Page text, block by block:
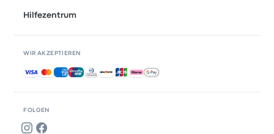
FOLGEN
Hilfezentrum
WIR AKZEPTIEREN
Akzeptierte Zahlungsmethoden